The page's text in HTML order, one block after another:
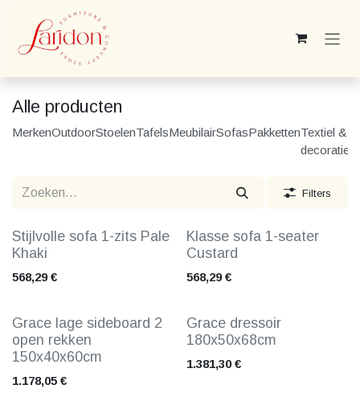
Overslaan naar inhoud
Alle producten
MerkenOutdoorStoelenTafelsMeubilairSofasPakkettenTextiel &
decoratie
Filters
Stijlvolle sofa 1-zits Pale
Khaki
568,29€
Klasse sofa 1-seater
Custard
568,29€
Grace lage sideboard 2
open rekken
150x40x60cm
1.178,05 €
Grace dressoir
180x50x68cm
1.381,30€